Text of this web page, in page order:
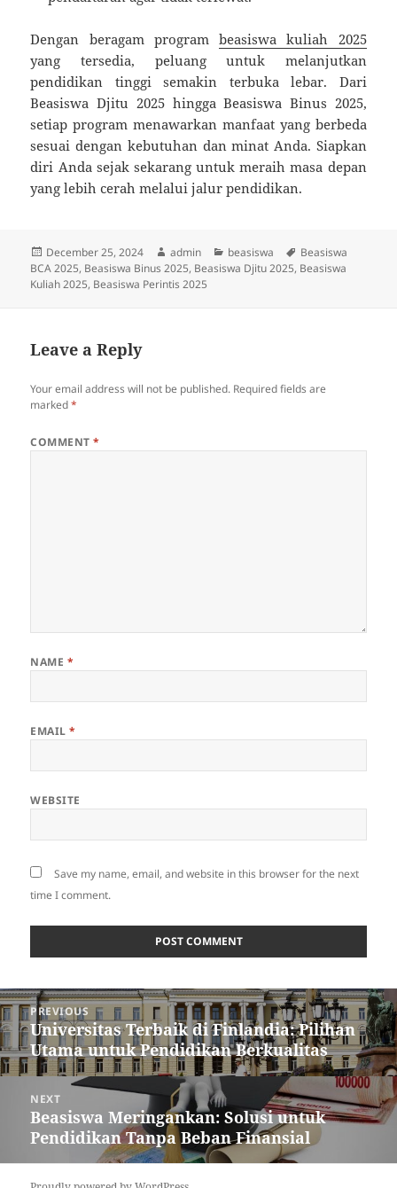
Dengan beragam programbeasiswa kuliah 2025
yang tersedia, peluang untuk melanjutkan
pendidikan tinggi semakin terbuka lebar. Dari
Beasiswa Djitu 2025 hingga Beasiswa Binus 2025,
setiap program menawarkan manfaat yang berbeda
sesuai dengan kebutuhan dan minat Anda. Siapkan
diri Anda sejak sekarang untuk meraih masa depan
yang lebih cerah melalui jalur pendidikan.
Posted
on
December 25, 2024 Author
admin Categories
beasiswa Tags
Beasiswa
BCA 2025, Beasiswa Binus 2025, Beasiswa Djitu 2025, Beasiswa
Kuliah 2025, Beasiswa Perintis 2025
Leave a Reply
Your email address will not be published. Required fields are
marked*
COMMENT*
NAME *
EMAIL*
WEBSITE
Save my name, email, and website in this browser for the next
time I comment.
Post
navigation
PREVIOUS
Previous
post:
Universitas Terbaik di Finlandia: Pilihan
Utama untuk Pendidikan Berkualitas
NEXT
Next
post:
Beasiswa Meringankan: Solusi untuk
Pendidikan Tanpa Beban Finansial